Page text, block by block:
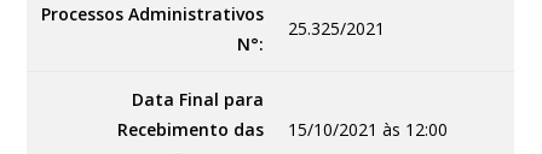
Processos Administrativos
N°:
25.325/2021
Data Final para
Recebimento das
15/10/2021 às 12:00